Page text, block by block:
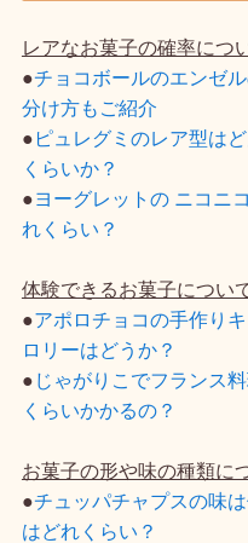
レアなお菓子の確率につ
●チョコボールのエンゼ
分け方もご紹介
● ピュレグミのレア型は
くらいか？
●ヨーグレットの ニコニ
れくらい？
体験できるお菓子につい
●アポロチョコの手作り
ロリーはどうか？
● じゃがりこでフランス
くらいかかるの？
お菓子の形や味の種類に
●チュッパチャプスの味
はどれくらい？